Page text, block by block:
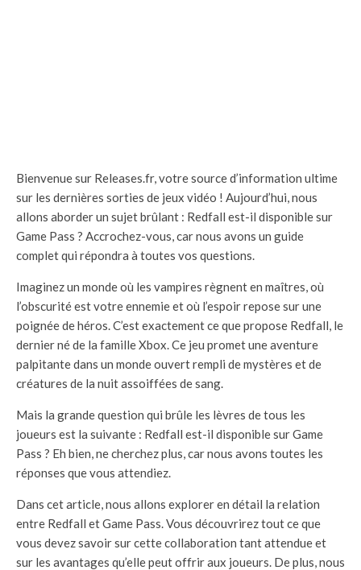
Bienvenue sur Releases.fr, votre source d’information ultime
sur les dernières sorties de jeux vidéo ! Aujourd’hui, nous
allons aborder un sujet brûlant : Redfall est-il disponible sur
Game Pass ? Accrochez-vous, car nous avons un guide
complet qui répondra à toutes vos questions.
Imaginez un monde où les vampires règnent en maîtres, où
l’obscurité est votre ennemie et où l’espoir repose sur une
poignée de héros. C’est exactement ce que propose Redfall, le
dernier né de la famille Xbox. Ce jeu promet une aventure
palpitante dans un monde ouvert rempli de mystères et de
créatures de la nuit assoiffées de sang.
Mais la grande question qui brûle les lèvres de tous les
joueurs est la suivante : Redfall est-il disponible sur Game
Pass ? Eh bien, ne cherchez plus, car nous avons toutes les
réponses que vous attendiez.
Dans cet article, nous allons explorer en détail la relation
entre Redfall et Game Pass. Vous découvrirez tout ce que
vous devez savoir sur cette collaboration tant attendue et
sur les avantages qu’elle peut offrir aux joueurs. De plus, nous